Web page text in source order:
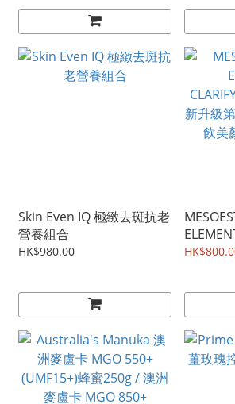
Skin Even IQ 極緻去斑抗老
營養組合
HK$980.00